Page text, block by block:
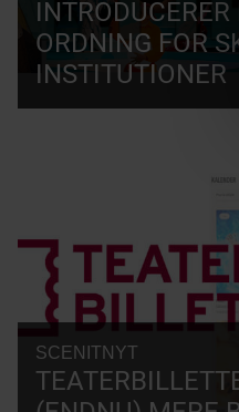
ORDNING FOR
INSTITUTIONER
SCENITNYT